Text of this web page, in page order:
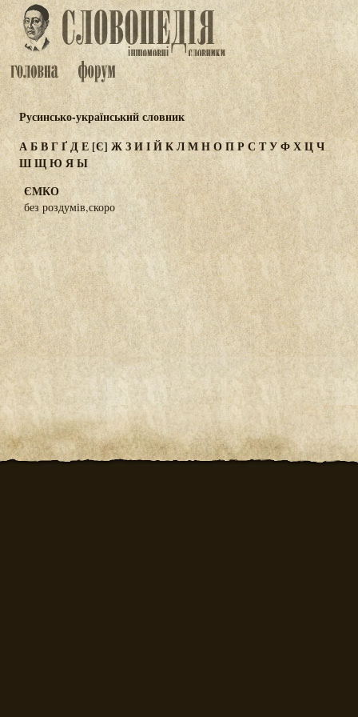
Русинсько-український словник
АБВГҐДЕ [Є] ЖЗИІЙКЛМНОПР СТУФХЦЧ
ШЩЮЯЫ
ЄМКО
без роздумів,скоро